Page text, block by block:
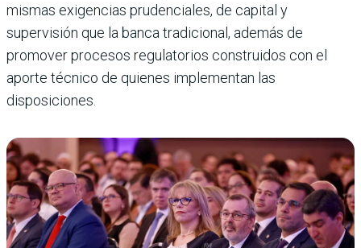
mismas exigencias prudenciales, de capital y
supervisión que la banca tradicional, además de
promover procesos regulatorios construidos con el
aporte técnico de quienes implementan las
disposiciones.